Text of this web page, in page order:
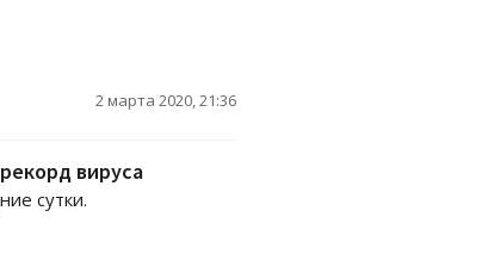
2 марта 2020, 21:36
вируса
сутки.